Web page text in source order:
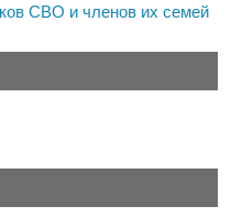
СВО и членов их семей